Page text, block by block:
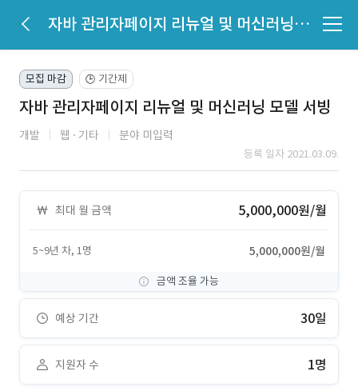
자바 관리자페이지 리뉴얼 및 머신러닝 모델 서빙
모집 마감 🕒 기간제
자바 관리자페이지 리뉴얼 및 머신러닝 모델 서빙
개발 웹 기타 분야 미입력
등록 일자 2021.03.09.
최대 월 금액 5,000,000원/월
5~9년 차, 1명 5,000,000원/월
금액 조율 가능
예상 기간 30일
지원자 수 1명